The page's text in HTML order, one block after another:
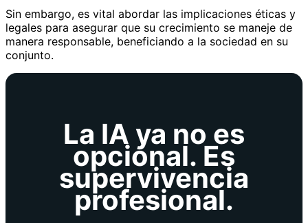
Sin embargo, es vital abordar las implicaciones éticas y
legales para asegurar que su crecimiento se maneje de
manera responsable, beneficiando a la sociedad en su
conjunto.
La IA ya no es
opcional. Es
supervivencia
profesional.